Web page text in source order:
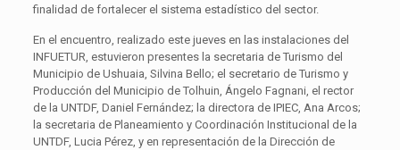
finalidad de fortalecer el sistema estadístico del sector.
En el encuentro, realizado este jueves en las instalaciones del
INFUETUR, estuvieron presentes la secretaria de Turismo del
Municipio de Ushuaia, Silvina Bello; el secretario de Turismo y
Producción del Municipio de Tolhuin, Ángelo Fagnani, el rector
de la UNTDF, Daniel Fernández; la directora de IPIEC, Ana Arcos;
la secretaria de Planeamiento y Coordinación Institucional de la
UNTDF, Lucia Pérez, y en representación de la Dirección de